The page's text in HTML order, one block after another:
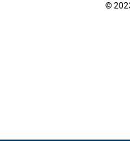
©